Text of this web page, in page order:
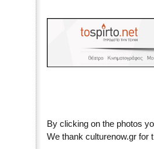
By clicking on the photos
We thank culturenow.gr for